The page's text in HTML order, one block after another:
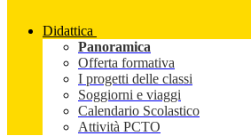
Didattica
Panoramica
Offerta formativa
I progetti delle classi
Soggiorni e viaggi
Calendario Scolastico
Attività PCTO